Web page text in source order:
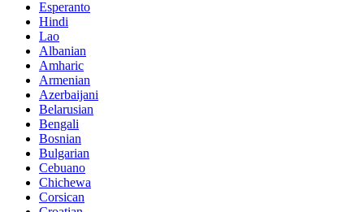
Esperanto
Hindi
Lao
Albanian
Amharic
Armenian
Azerbaijani
Belarusian
Bengali
Bosnian
Bulgarian
Cebuano
Chichewa
Corsican